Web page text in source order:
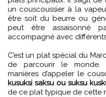
un couscoussier à la
être soit du beurre ou
peut être assaisonné
accompagné avec
C’est un plat spécial du
de parcourir le monde.
manières d’appeler le
kusuksi saksu ou suksu
de ce plat typique de cette